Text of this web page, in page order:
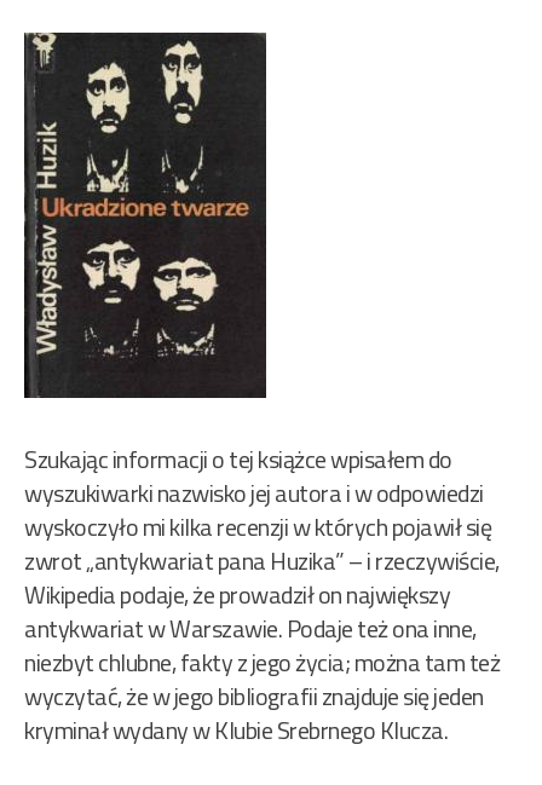
Szukając informacji o tej książce wpisałem do
wyszukiwarki nazwisko jej autora i w odpowiedzi
wyskoczyło mi kilka recenzji w których pojawił się
zwrot „antykwariat pana Huzika” – i rzeczywiście,
Wikipedia podaje, że prowadził on największy
antykwariat w Warszawie. Podaje też ona inne,
niezbyt chlubne, fakty z jego życia; można tam też
wyczytać, że w jego bibliografii znajduje się jeden
kryminał wydany w Klubie Srebrnego Klucza.